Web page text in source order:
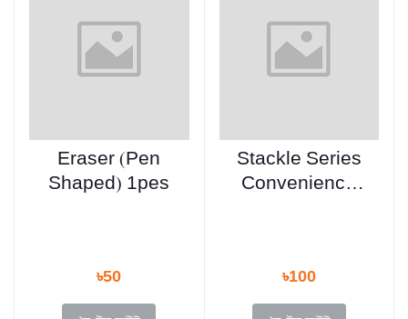
Eraser (Pen
Shaped) 1pes
৳50
Stackle Series
Convenience
৳100